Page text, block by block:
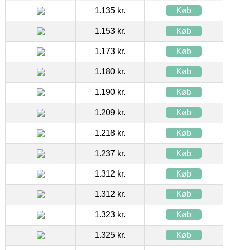
1.135 kr. Køb
1.153 kr. Køb
1.173 kr. Køb
1.180 kr. Køb
1.190 kr. Køb
1.209 kr. Køb
1.218 kr. Køb
1.237 kr. Køb
1.312 kr. Køb
1.312 kr. Køb
1.323 kr. Køb
1.325 kr. Køb